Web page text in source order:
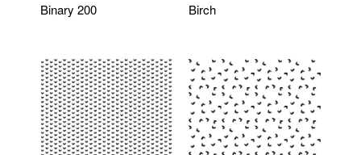
Binary 200 Birch